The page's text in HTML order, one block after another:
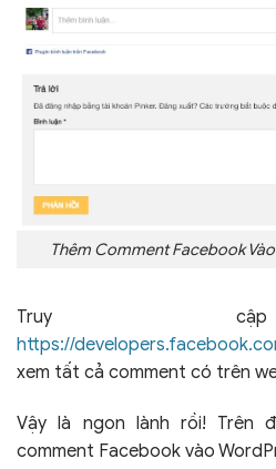
Thêm Comment Facebook
Truy
https://
xem tất cả comment có trên
Vậy là ngon lành rồi! Trên
comment Facebook vào